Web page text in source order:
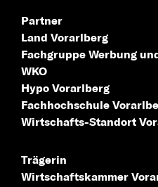
Partner
Land Vorarlberg
Fachgruppe Werbung
WKO
Hypo Vorarlberg
Fachhochschule
Wirtschafts-Standort
Trägerin
Wirtschaftskammer